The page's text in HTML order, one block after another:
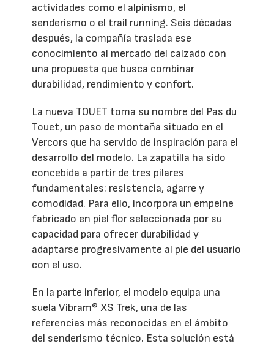
actividades como el alpinismo, el
senderismo o el trail running. Seis décadas
después, la compañía traslada ese
conocimiento al mercado del calzado con
una propuesta que busca combinar
durabilidad, rendimiento y confort.
La nueva TOUET toma su nombre del Pas du
Touet, un paso de montaña situado en el
Vercors que ha servido de inspiración para el
desarrollo del modelo. La zapatilla ha sido
concebida a partir de tres pilares
fundamentales: resistencia, agarre y
comodidad. Para ello, incorpora un empeine
fabricado en piel flor seleccionada por su
capacidad para ofrecer durabilidad y
adaptarse progresivamente al pie del usuario
con el uso.
En la parte inferior, el modelo equipa una
suela Vibram® XS Trek, una de las
referencias más reconocidas en el ámbito
del senderismo técnico. Esta solución está